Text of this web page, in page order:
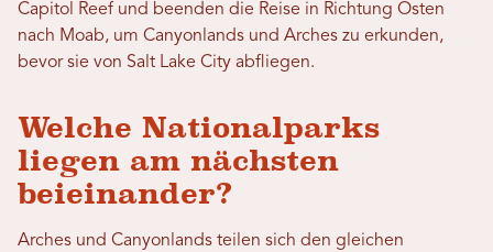
Capitol Reef und beenden die Reise in Richtung Osten
nach Moab, um Canyonlands und Arches zu erkunden,
bevor sie von Salt Lake City abfliegen.
Welche Nationalparks
liegen am nächsten
beieinander?
Arches und Canyonlands teilen sich den gleichen